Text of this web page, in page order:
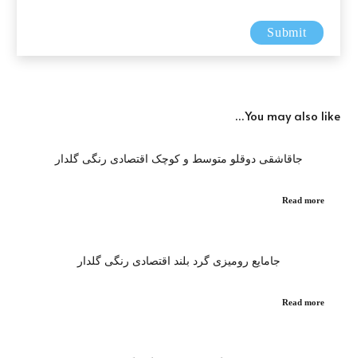
You may also like…
جاقاشقی دوقلو متوسط و کوچک اقتصادی رنگی گلدار
Read more
جامایع رومیزی گرد بلند اقتصادی رنگی گلدار
Read more